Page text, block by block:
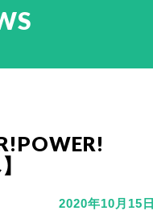
2020年10月15日